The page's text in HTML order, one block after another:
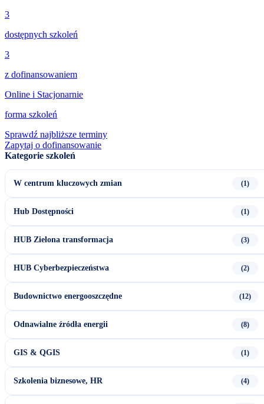
3
dostępnych szkoleń
3
z dofinansowaniem
Online i Stacjonarnie
forma szkoleń
Sprawdź najbliższe terminy
Zapytaj o dofinansowanie
W centrum kluczowych zmian (1)
Hub Dostępności (1)
HUB Zielona transformacja (3)
HUB Cyberbezpieczeństwa (2)
Budownictwo energooszczędne (12)
Odnawialne źródła energii (8)
GIS & QGIS (1)
Szkolenia biznesowe, HR (4)